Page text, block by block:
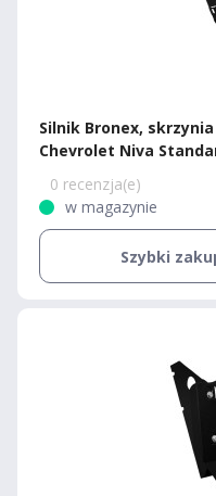
Silnik Bronex,
Chevrolet Niva
0 recenzja(e)
w magazynie
Szybki